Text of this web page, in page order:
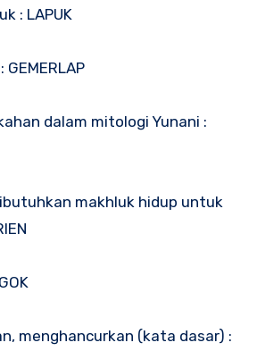
: LAPUK
dalam mitologi Yunani :
makhluk hidup untuk
menghancurkan (kata dasar) :